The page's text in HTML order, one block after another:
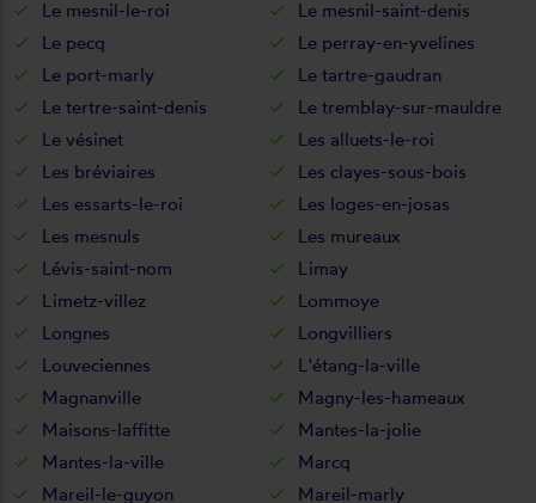
Le mesnil-le-roi
Le mesnil-saint-denis
Le pecq
Le perray-en-yvelines
Le port-marly
Le tartre-gaudran
Le tertre-saint-denis
Le tremblay-sur-mauldre
Le vésinet
Les alluets-le-roi
Les bréviaires
Les clayes-sous-bois
Les essarts-le-roi
Les loges-en-josas
Les mesnuls
Les mureaux
Lévis-saint-nom
Limay
Limetz-villez
Lommoye
Longnes
Longvilliers
Louveciennes
L'étang-la-ville
Magnanville
Magny-les-hameaux
Maisons-laffitte
Mantes-la-jolie
Mantes-la-ville
Marcq
Mareil-le-guyon
Mareil-marly